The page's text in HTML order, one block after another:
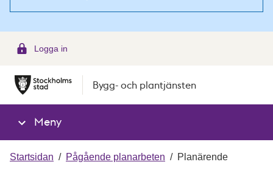
Logga in
Bygg- och plantjänsten
Meny
Startsidan / Pågående planarbeten / Planärende